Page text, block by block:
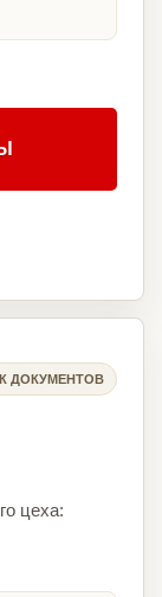
ДОКУМЕНТОВ
цеха: